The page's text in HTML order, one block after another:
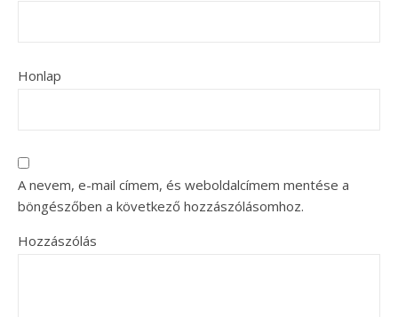
Honlap
A nevem, e-mail címem, és weboldalcímem mentése a
böngészőben a következő hozzászólásomhoz.
Hozzászólás